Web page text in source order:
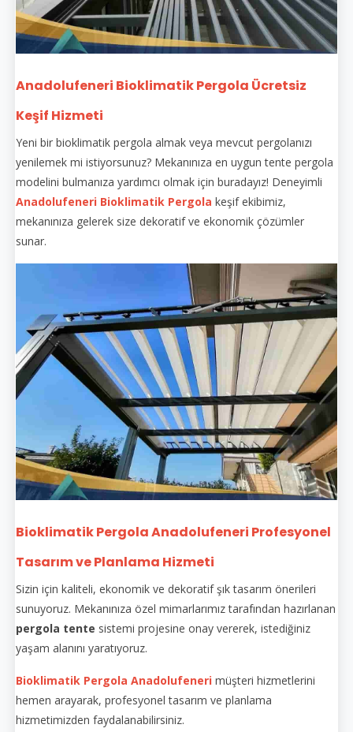
Anadolufeneri Bioklimatik Pergola Ücretsiz
Keşif Hizmeti
Yeni bir bioklimatik pergola almak veya mevcut pergolanızı
yenilemek mi istiyorsunuz? Mekanınıza en uygun tente pergola
modelini bulmanıza yardımcı olmak için buradayız! Deneyimli
Anadolufeneri Bioklimatik Pergola keşif ekibimiz,
mekanınıza gelerek size dekoratif ve ekonomik çözümler
sunar.
Bioklimatik Pergola Anadolufeneri Profesyonel
Tasarım ve Planlama Hizmeti
Sizin için kaliteli, ekonomik ve dekoratif şık tasarım önerileri
sunuyoruz. Mekanınıza özel mimarlarımız tarafından hazırlanan
pergola tente sistemi projesine onay vererek, istediğiniz
yaşam alanını yaratıyoruz.
Bioklimatik Pergola Anadolufeneri müşteri hizmetlerini
hemen arayarak, profesyonel tasarım ve planlama
hizmetimizden faydalanabilirsiniz.